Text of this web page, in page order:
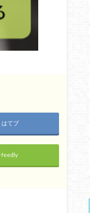
はてブ
feedly